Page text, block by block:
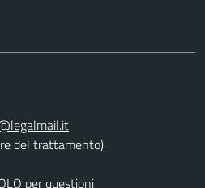
del trattamento)
per questioni